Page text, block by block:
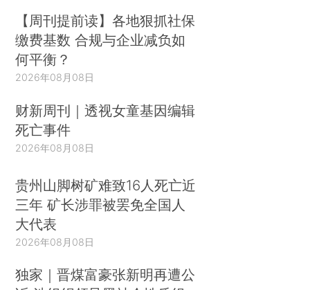
【周刊提前读】各地狠抓社保
缴费基数 合规与企业减负如
何平衡？
2026年08月08日
财新周刊｜透视女童基因编辑
死亡事件
2026年08月08日
贵州山脚树矿难致16人死亡近
三年 矿长涉罪被罢免全国人
大代表
2026年08月08日
独家｜晋煤富豪张新明再遭公